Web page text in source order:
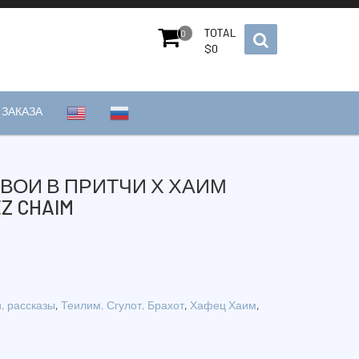
0
TOTAL
$0
В ПРИТЧИ Х ХАИМ
CHAIM
рассказы, Теилим, Сгулот, Брахот, Хафец Хаим,